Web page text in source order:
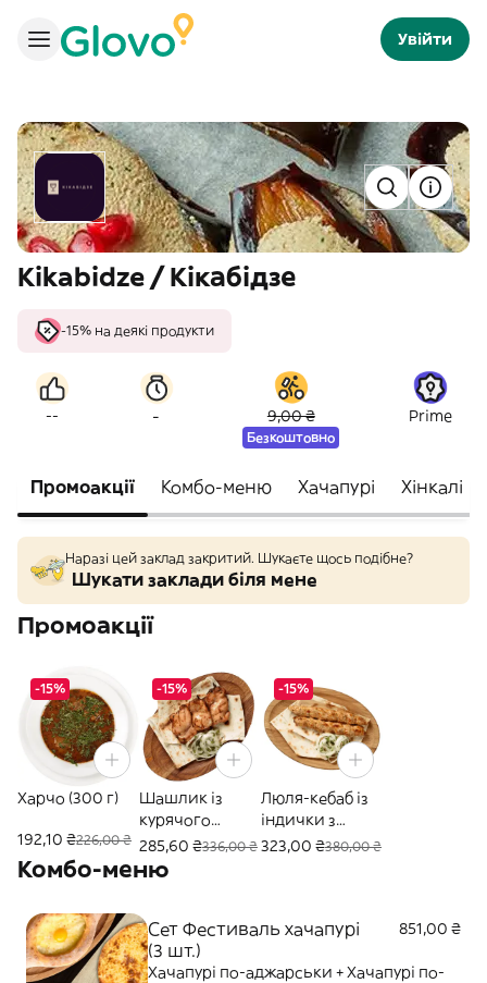
Увійти
Kikabidze / Кікабідзе
-15% на деякі продукти
-- - 9,00 ₴
Безкоштовно
Prime
Промоакції Комбо-меню Хачапурі Хінкалі
Наразі цей заклад закритий. Шукаєте щось подібне?
Шукати заклади біля мене
Промоакції
-15%
Харчо (300 г)
192,10 ₴226,00 ₴
-15%
Шашлик із
курячого
стегна (150 г)
285,60 ₴336,00 ₴
-15%
Люля-кебаб із
індички з
сиром (150 г)
323,00 ₴380,00 ₴
Комбо-меню
Сет Фестиваль хачапурі
(3 шт.)
851,00 ₴
Хачапурі по-аджарськи + Хачапурі по-